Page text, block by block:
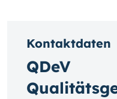
Kontaktdaten
QDeV